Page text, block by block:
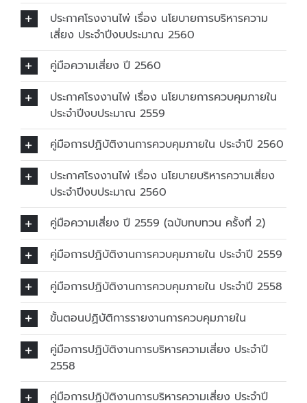
ประกาศโรงงานไพ่ เรื่อง นโยบายการบริหารความ
เสี่ยง ประจำปีงบประมาณ 2560
คู่มือความเสี่ยง ปี 2560
ประกาศโรงงานไพ่ เรื่อง นโยบายการควบคุมภายใน
ประจำปีงบประมาณ 2559
คู่มือการปฏิบัติงานการควบคุมภายใน ประจำปี 2560
ประกาศโรงงานไพ่ เรื่อง นโยบายบริหารความเสี่ยง
ประจำปีงบประมาณ 2560
คู่มือความเสี่ยง ปี 2559 (ฉบับทบทวน ครั้งที่ 2)
คู่มือการปฏิบัติงานการควบคุมภายใน ประจำปี 2559
คู่มือการปฏิบัติงานการควบคุมภายใน ประจำปี 2558
ขั้นตอนปฏิบัติการรายงานการควบคุมภายใน
คู่มือการปฏิบัติงานการบริหารความเสี่ยง ประจำปี
2558
คู่มือการปฏิบัติงานการบริหารความเสี่ยง ประจำปี